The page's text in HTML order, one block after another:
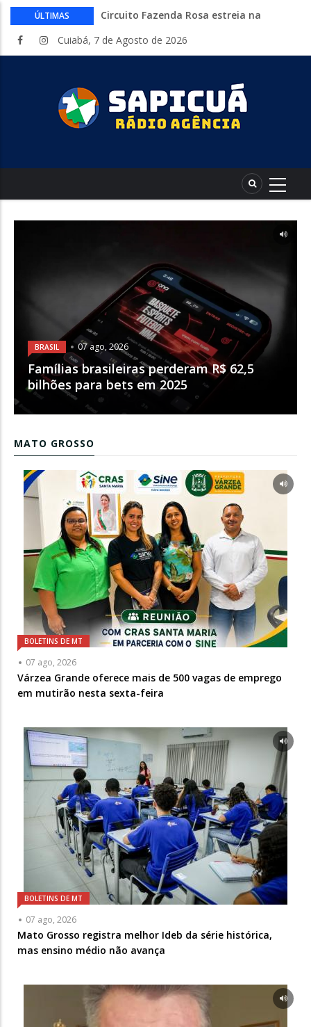
ÚLTIMAS
Circuito Fazenda Rosa estreia na
atividades do agronegócio
sexta-feira
Começa nesta sexta-feira em Cuiabá o
Mato Grosso AgroFestival, com rodeio e
crimes digitais contra menores
CAIXA e iFood facilitam financiamento
entregadores
Cuiabá, 7 de Agosto de 2026
BRASIL 07 ago, 2026
Famílias brasileiras perderam R$ 62,5
bilhões para bets em 2025
MATO GROSSO
BOLETINS DE MT
07 ago, 2026
Várzea Grande oferece mais de 500 vagas de emprego
em mutirão nesta sexta-feira
BOLETINS DE MT
07 ago, 2026
Mato Grosso registra melhor Ideb da série histórica,
mas ensino médio não avança